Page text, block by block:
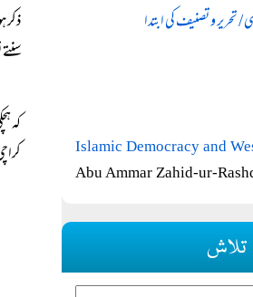
ذکر
کہ
کراچی
Islamic Democracy and
Abu Ammar Zahid-ur-
تلاش